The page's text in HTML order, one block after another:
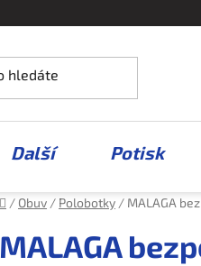
Další Potisk
Domů
/ Obuv / Polobotky / MALAGA
MALAGA